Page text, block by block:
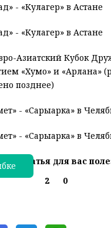
- «Кулагер» в Астане
- «Кулагер» в Астане
Азиатский Кубок
«Хумо» и «Арлана»
позднее)
- «Сарыарка» в
- «Сарыарка» в
эта статья для вас
2
0